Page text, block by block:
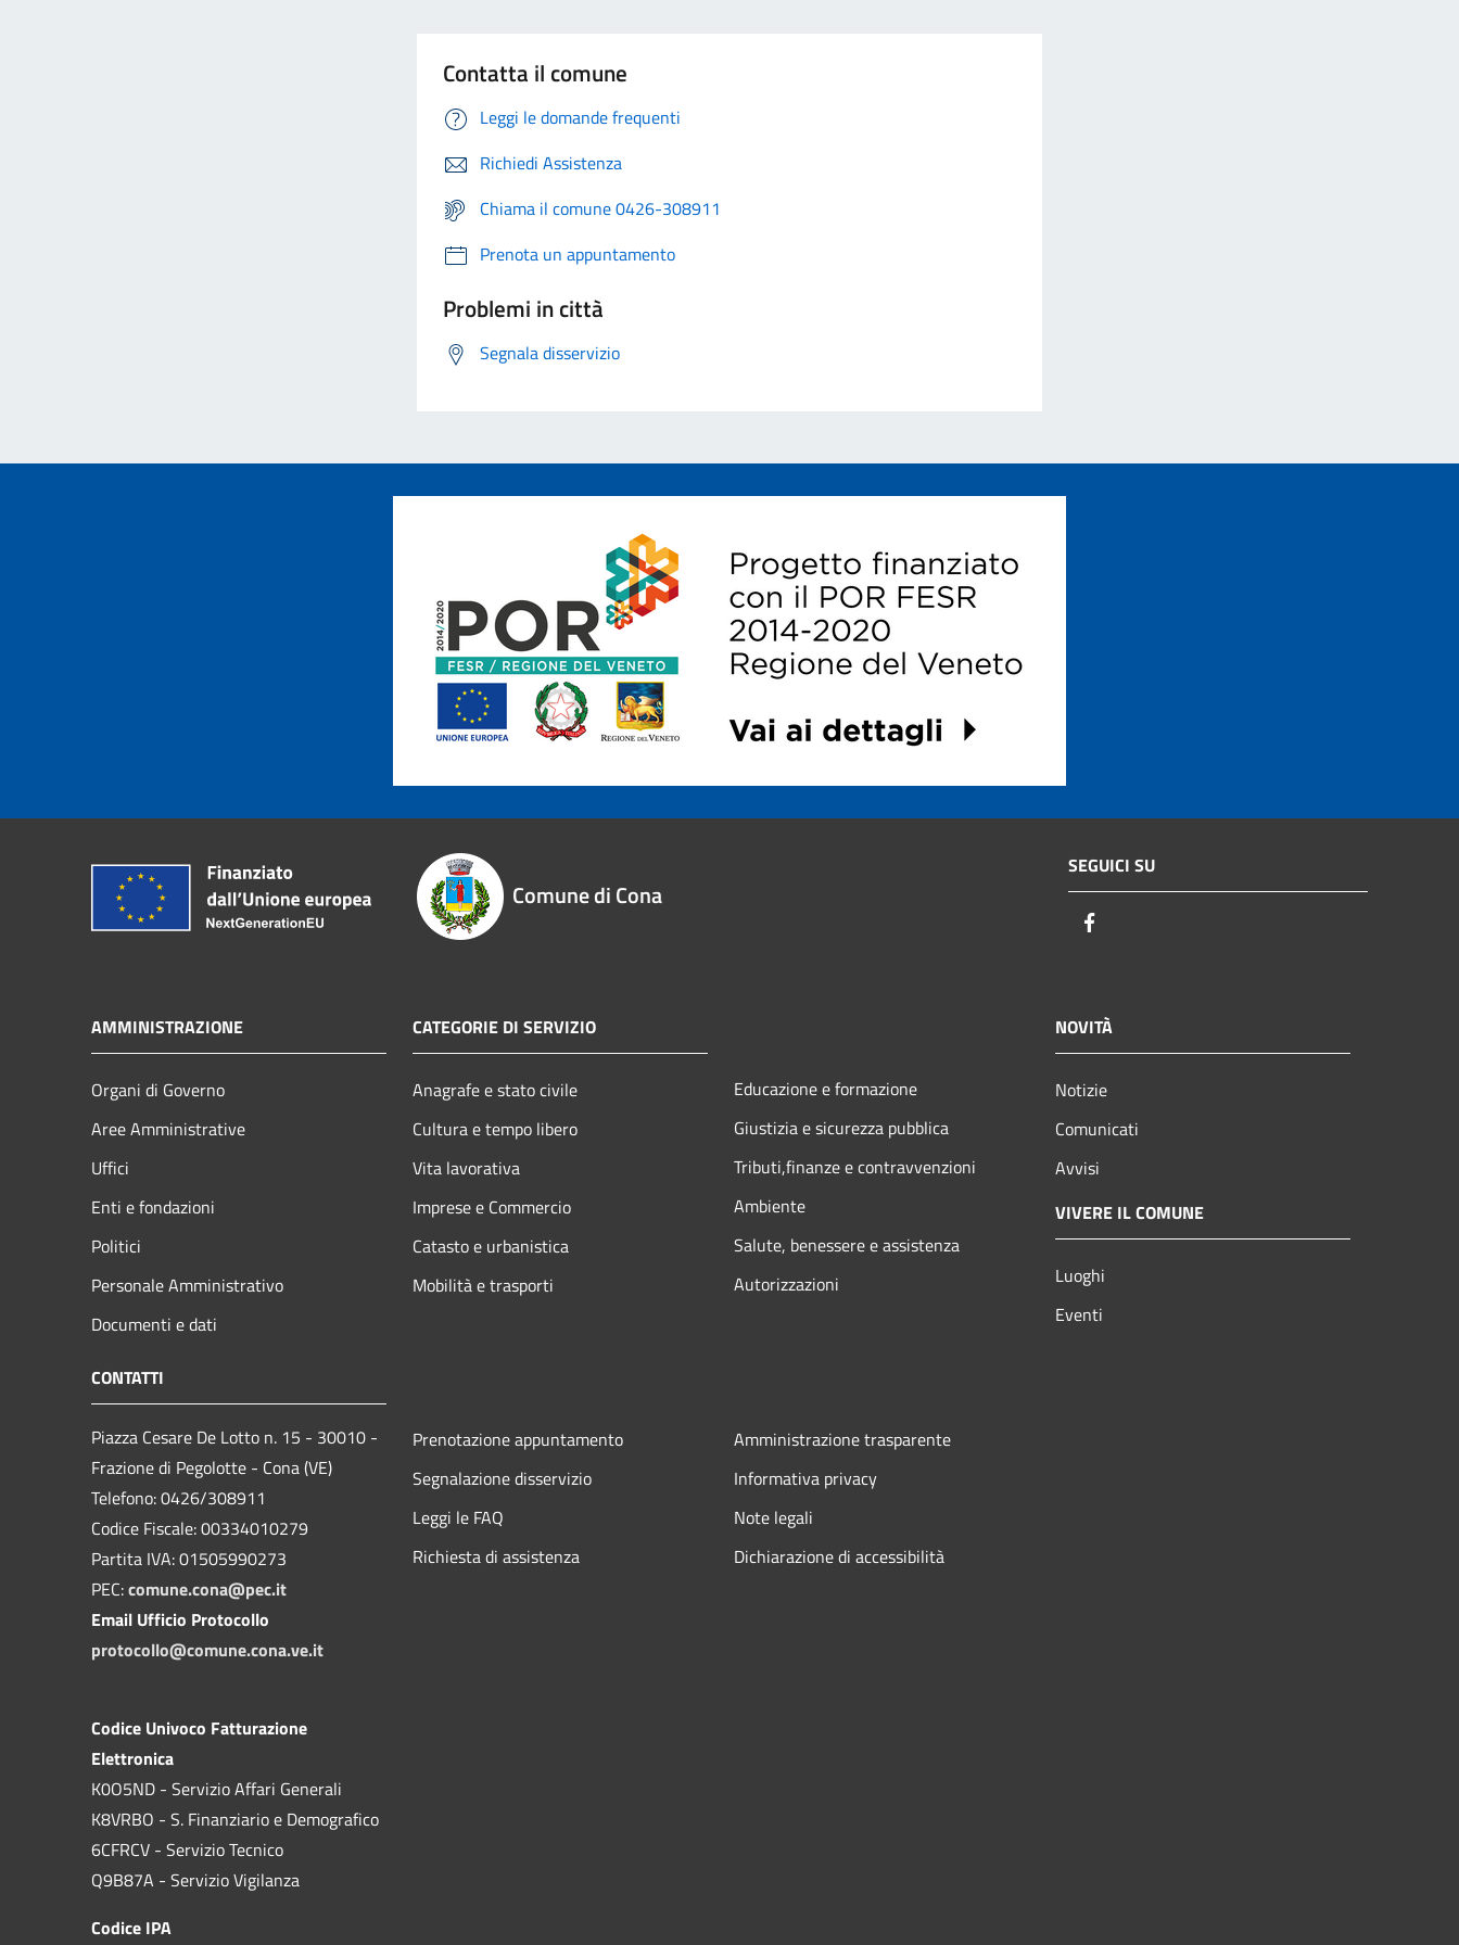
Contatta il comune
Leggi le domande frequenti
Richiedi Assistenza
Chiama il comune 0426-308911
Prenota un appuntamento
Problemi in città
Segnala disservizio
Comune di Cona
SEGUICI SU
AMMINISTRAZIONE
Organi di Governo
Aree Amministrative
Uffici
Enti e fondazioni
Politici
Personale Amministrativo
Documenti e dati
CATEGORIE DI SERVIZIO
Anagrafe e stato civile
Cultura e tempo libero
Vita lavorativa
Imprese e Commercio
Catasto e urbanistica
Mobilità e trasporti
Educazione e formazione
Giustizia e sicurezza pubblica
Tributi,finanze e contravvenzioni
Ambiente
Salute, benessere e assistenza
Autorizzazioni
NOVITÀ
Notizie
Comunicati
Avvisi
VIVERE IL COMUNE
Luoghi
Eventi
CONTATTI
Piazza Cesare De Lotto n. 15 - 30010 -
Frazione di Pegolotte - Cona (VE)
Telefono: 0426/308911
Codice Fiscale: 00334010279
Partita IVA: 01505990273
PEC:comune.cona@pec.it
Email Ufficio Protocollo
protocollo@comune.cona.ve.it
Codice Univoco Fatturazione
Elettronica
K0O5ND - Servizio Affari Generali
K8VRBO - S. Finanziario e Demografico
6CFRCV - Servizio Tecnico
Q9B87A - Servizio Vigilanza
Codice IPA
Prenotazione appuntamento
Segnalazione disservizio
Leggi le FAQ
Richiesta di assistenza
Amministrazione trasparente
Informativa privacy
Note legali
Dichiarazione di accessibilità